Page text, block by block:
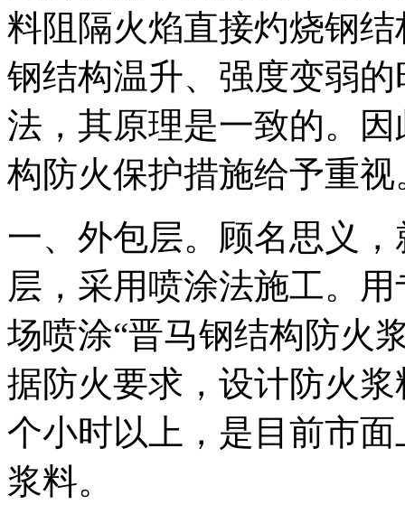
料阻隔火焰直接灼烧钢
钢结构温升、强度变弱
法，其原理是一致的。
构防火保护措施给予重视
一、外包层。顾名思义
层，采用喷涂法施工。
场喷涂“晋马钢结构防火
据防火要求，设计防火
个小时以上，是目前市
浆料。